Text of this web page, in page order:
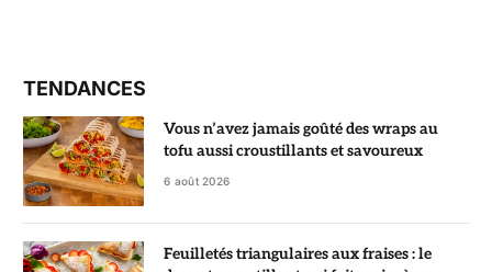
TENDANCES
Vous n’avez jamais goûté des wraps au
tofu aussi croustillants et savoureux
6 août 2026
Feuilletés triangulaires aux fraises : le